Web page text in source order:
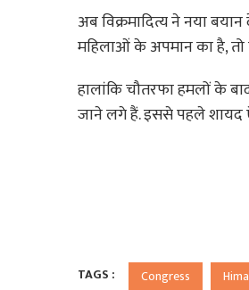
अब विक्रमादित्य ने नया
महिलाओं के अपमान का है, तो
हालांकि चौतरफा हमलों के
जाने लगे हैं. इससे पहले शायद
TAGS : Congress